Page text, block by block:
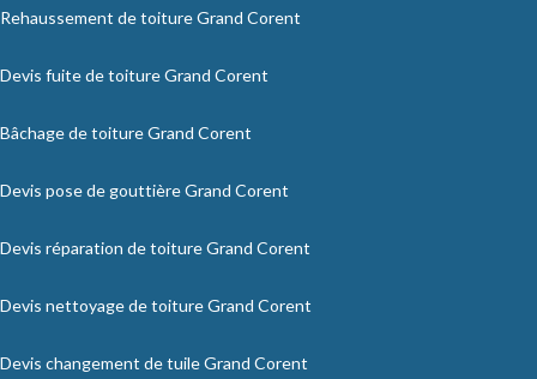
Rehaussement de toiture Grand Corent
Devis fuite de toiture Grand Corent
Bâchage de toiture Grand Corent
Devis pose de gouttière Grand Corent
Devis réparation de toiture Grand Corent
Devis nettoyage de toiture Grand Corent
Devis changement de tuile Grand Corent